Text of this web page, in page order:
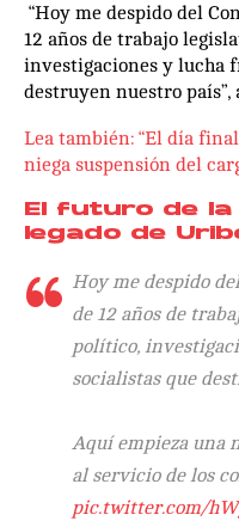
“Hoy me despido del
12 años de trabajo
investigaciones y lucha
destruyen nuestro país”,
Lea también: “El día
niega suspensión del
El futuro de la
legado de
Hoy me despido
de 12 años de
político,
socialistas que
Aquí empieza una
al servicio de los
pic.twitter.com/